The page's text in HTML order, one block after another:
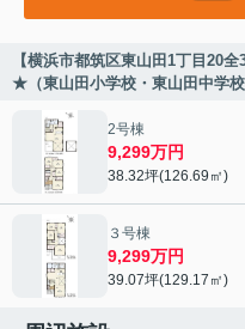
【横浜市都筑区東山田1丁目20
★（東山田小学校・東山田中学
2号棟
9,299万円
38.32坪(126.69㎡)
３号棟
9,299万円
39.07坪(129.17㎡)